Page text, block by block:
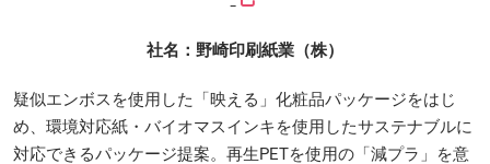
社名：野崎印刷紙業（株）
疑似エンボスを使用した「映える」化粧品パッケージをはじ
め、環境対応紙・バイオマスインキを使用したサステナブルに
対応できるパッケージ提案。再生PETを使用の「減プラ」を意